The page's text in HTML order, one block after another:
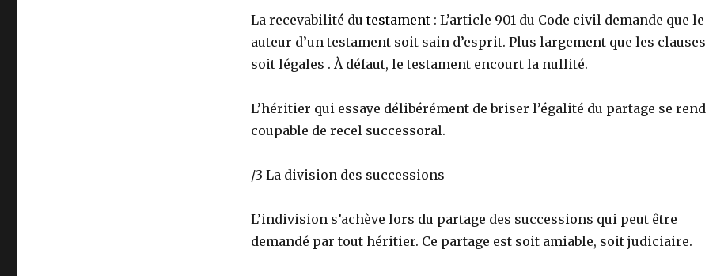
La recevabilité dutestament: L’article 901 du Code civil demande que le
auteur d’un testament soit sain d’esprit. Plus largement que les clauses
soit légales . À défaut, le testament encourt la nullité.
L’héritier qui essaye délibérément de briser l’égalité du partage se rend
coupable de recel successoral.
/3 La division des successions
L’indivision s’achève lors du partage des successions qui peut être
demandé par tout héritier. Ce partage est soit amiable, soit judiciaire.